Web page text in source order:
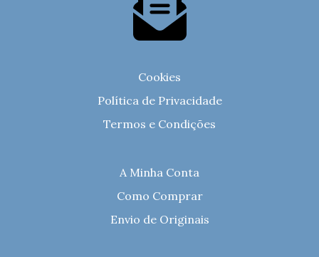
Cookies
Política de Privacidade
Termos e Condições
A Minha Conta
Como Comprar
Envio de Originais